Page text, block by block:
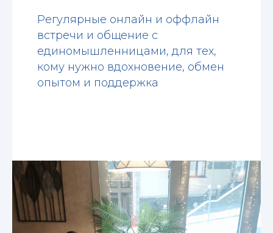
Регулярные онлайн и оффлайн
встречи и общение с
единомышленницами, для тех,
кому нужно вдохновение, обмен
опытом и поддержка